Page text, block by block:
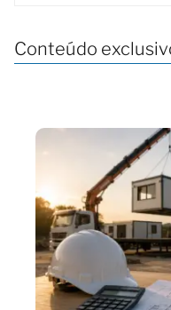
Conteúdo